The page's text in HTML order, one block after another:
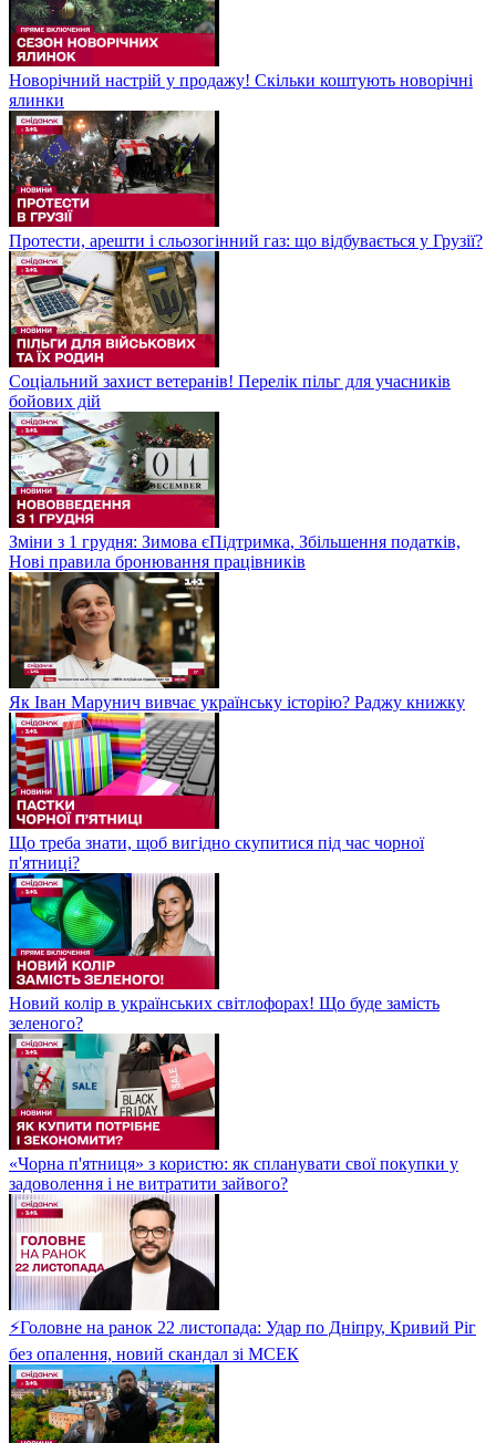
Новорічний настрій у продажу! Скільки коштують новорічні
ялинки
Протести, арешти і сльозогінний газ: що відбувається у Грузії?
Соціальний захист ветеранів! Перелік пільг для учасників
бойових дій
Зміни з 1 грудня: Зимова єПідтримка, Збільшення податків,
Нові правила бронювання працівників
Як Іван Марунич вивчає українську історію? Раджу книжку
Що треба знати, щоб вигідно скупитися під час чорної
п'ятниці?
Новий колір в українських світлофорах! Що буде замість
зеленого?
«Чорна п'ятниця» з користю: як спланувати свої покупки у
задоволення і не витратити зайвого?
⚡Головне на ранок 22 листопада: Удар по Дніпру, Кривий Ріг
без опалення, новий скандал зі МСЕК